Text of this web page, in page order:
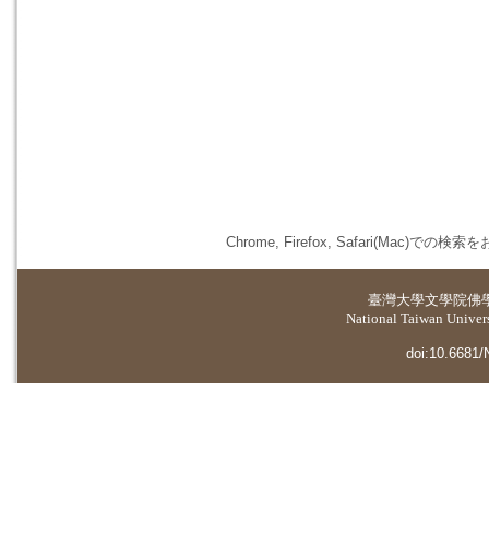
Chrome, Firefox, Safari(Mac)での検索を
臺灣大學文學院佛
National Taiwan
doi:10.6681/